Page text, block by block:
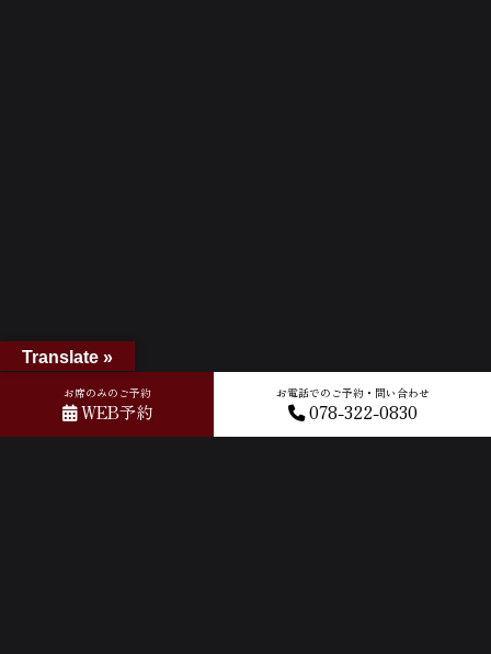
お席のみのご予約
WEB予約
お電話でのご予約・問い合わせ
078-322-0830
Translate »